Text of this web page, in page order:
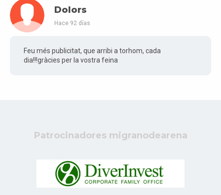
Dolors
Hace 92 días
Feu més publicitat, que arribi a torhom, cada
dia!!!gràcies per la vostra feina
Patrocinadores migranodearena